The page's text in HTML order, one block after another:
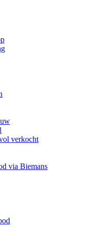
verkocht
via Biemans